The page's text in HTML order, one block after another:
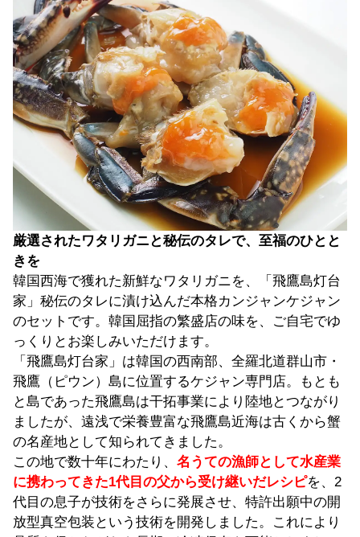
厳選されたワタリガニと秘伝のタレで、至福のひとと
きを
韓国西海で獲れた新鮮なワタリガニを、「飛鷹島灯台
家」秘伝のタレに漬け込んだ本格カンジャンケジャン
のセットです。韓国屈指の繁盛店の味を、ご自宅でゆ
っくりとお楽しみいただけます。
「飛鷹島灯台家」は韓国の西南部、全羅北道群山市・
飛鷹（ピウン）島に位置するケジャン専門店。もとも
と島であった飛鷹島は干拓事業により陸地とつながり
ましたが、遠浅で栄養豊富な飛鷹島近海は古くから蟹
の名産地として知られてきました。
この地で数十年にわたり、 名うての漁師として水産業
に携わってきた1代目の父から受け継いだレシピを、2
代目の息子が技術をさらに発展させ、特許出願中の開
放型真空包装という技術を開発しました。これにより